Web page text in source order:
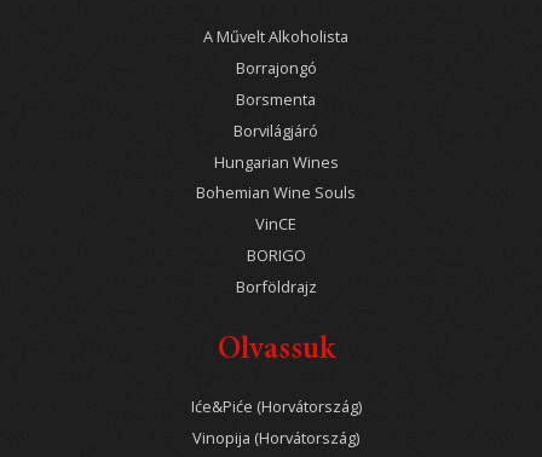
A Művelt Alkoholista
Borrajongó
Borsmenta
Borvilágjáró
Hungarian Wines
Bohemian Wine Souls
VinCE
BORIGO
Borföldrajz
Olvassuk
Iće&Piće (Horvátország)
Vinopija (Horvátország)